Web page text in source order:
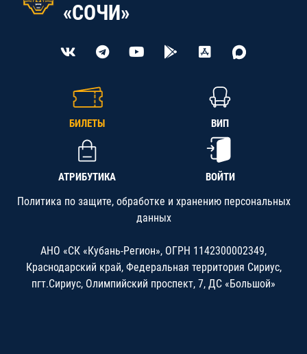
«СОЧИ»
БИЛЕТЫ ВИП
АТРИБУТИКА ВОЙТИ
Политика по защите, обработке и хранению персональных
данных
АНО «СК «Кубань-Регион», ОГРН 1142300002349,
Краснодарский край, Федеральная территория Сириус,
пгт.Сириус, Олимпийский проспект, 7, ДС «Большой»